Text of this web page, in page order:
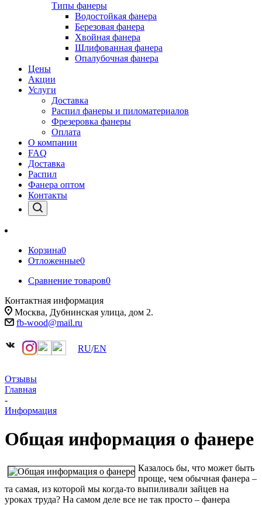
Типы фанеры
Водостойкая фанера
Березовая фанера
Хвойная фанера
Шлифованная фанера
Опалубочная фанера
Цены
Акции
Услуги
Доставка
Распил фанеры и пиломатериалов
Фрезеровка фанеры
Оплата
О компании
FAQ
Доставка
Распил
Фанера оптом
Контакты
Корзина0
Отложенные0
Сравнение товаров0
Контактная информация
Москва, Дубнинская улица, дом 2.
fb-wood@mail.ru
RU/EN
Отзывы
Главная
-
Информация
Общая информация о фанере
Казалось бы, что может быть
проще, чем обычная фанера –
та самая, из которой мы когда-то выпиливали зайцев на
уроках труда? На самом деле все не так просто – фанера